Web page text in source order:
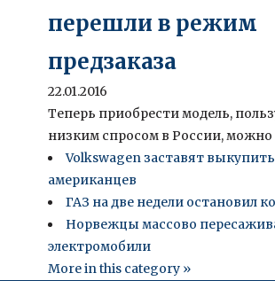
перешли в режим
предзаказа
22.01.2016
Теперь приобрести модель,
низким спросом в России, можно
Volkswagen заставят
американцев
ГАЗ на две недели остановил
Норвежцы массово
электромобили
More in this category »